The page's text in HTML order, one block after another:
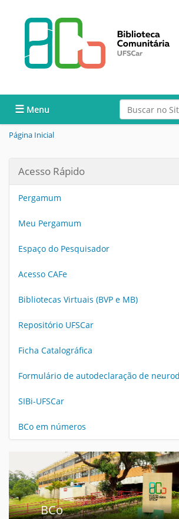
Busca
Busca
Toggle navigation
Página Inicial
Acesso Rápido
Pergamum
Meu Pergamum
Espaço do Pesquisador
Acesso CAFe
Bibliotecas Virtuais (BVP e MB)
Repositório UFSCar
Ficha Catalográfica
Formulário de autodeclaração de
SIBi-UFSCar
BCo em números
BCo